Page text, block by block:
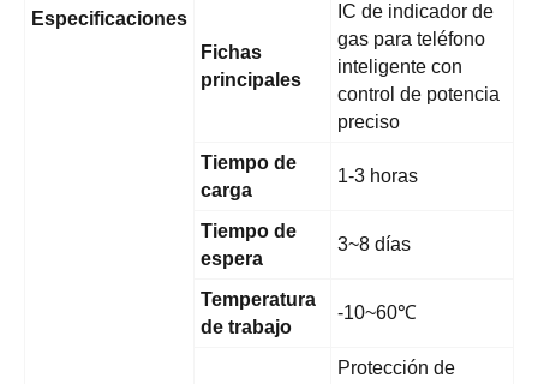
Especificaciones
Fichas
principales
IC de indicador de
gas para teléfono
inteligente con
control de potencia
preciso
Tiempo de
carga
1-3 horas
Tiempo de
espera
3~8 días
Temperatura
de trabajo
-10~60℃
Protección de